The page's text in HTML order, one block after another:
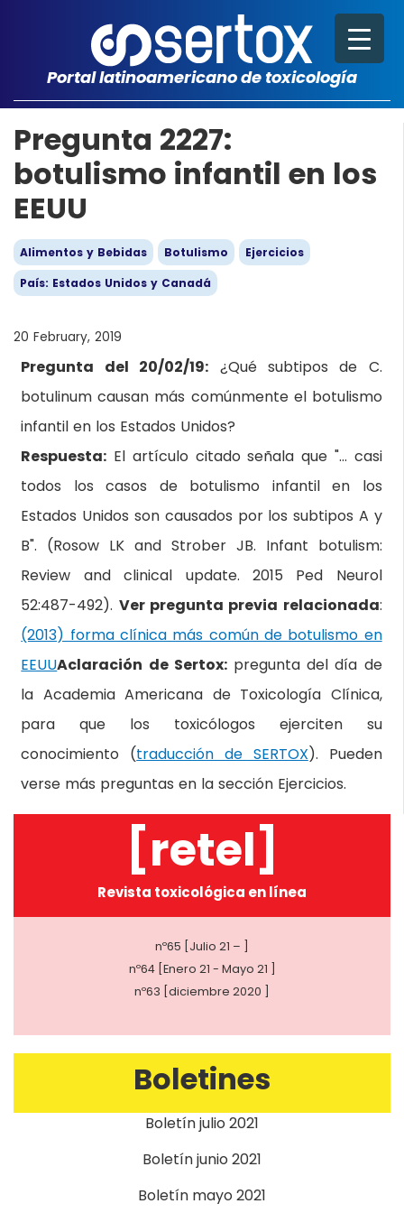
Portal latinoamericano de toxicología
Pregunta 2227:
botulismo infantil en los
EEUU
Alimentos y Bebidas Botulismo
Ejercicios
País: Estados Unidos y Canadá
20 February, 2019
Pregunta del 20/02/19: ¿Qué subtipos de C.
botulinum causan más comúnmente el botulismo
infantil en los Estados Unidos?
Respuesta: El artículo citado señala que "… casi
todos los casos de botulismo infantil en los
Estados Unidos son causados por los subtipos A y
B". (Rosow LK and Strober JB. Infant botulism:
Review and clinical update. 2015 Ped Neurol
52:487-492). Ver pregunta previa relacionada:
(2013) forma clínica más común de botulismo en
EEUUAclaración de Sertox:pregunta del día de
la Academia Americana de Toxicología Clínica,
para que los toxicólogos ejerciten su
conocimiento (traducción de SERTOX). Pueden
verse más preguntas en la sección Ejercicios.
[retel]
Revista toxicológica en línea
nº65 [Julio 21 – ]
nº64 [Enero 21 - Mayo 21 ]
nº63 [diciembre 2020 ]
Boletines
Boletín julio 2021
Boletín junio 2021
Boletín mayo 2021